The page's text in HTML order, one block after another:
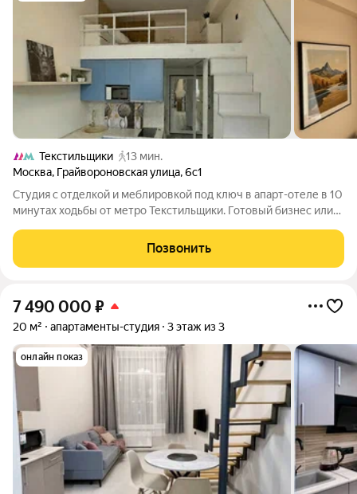
Текстильщики
13 мин.
Москва, Грайвороновская улица,6с1
Студия с отделкой и меблировкой под ключ в апарт-отеле в 10
минутах ходьбы от метро Текстильщики. Готовый бизнес или
долгосрочно, самостоятельно или через управляющую
компанию отеля. Отдельный
Позвонить
7 490 000 ₽
20 м² апартаменты-студия 3 этаж из 3
онлайн показ